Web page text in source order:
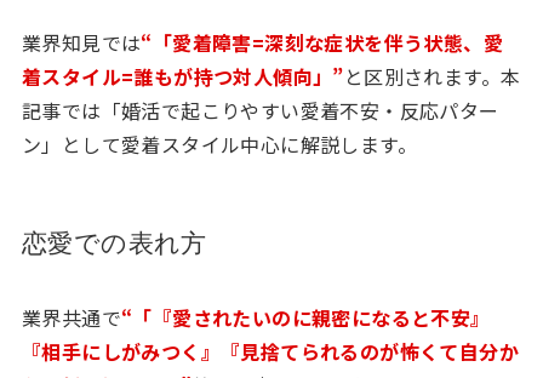
業界知見では“「愛着障害=深刻な症状を伴う状態、愛
着スタイル=誰もが持つ対人傾向」”と区別されます。本
記事では「婚活で起こりやすい愛着不安・反応パター
ン」として愛着スタイル中心に解説します。
恋愛での表れ方
業界共通で“「『愛されたいのに親密になると不安』
『相手にしがみつく』『見捨てられるのが怖くて自分か